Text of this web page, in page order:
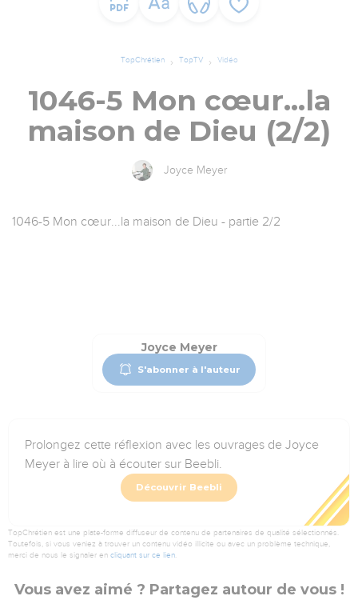
TopChrétien TopTV Vidéo
1046-5 Mon cœur...la
maison de Dieu (2/2)
Joyce Meyer
1046-5 Mon cœur...la maison de Dieu - partie 2/2
Joyce Meyer
S'abonner à l'auteur
Prolongez cette réflexion avec les ouvrages de Joyce
Meyer à lire où à écouter sur Beebli.
Découvrir Beebli
TopChrétien est une plate-forme diffuseur de contenu de partenaires de qualité sélectionnés.
Toutefois, si vous veniez à trouver un contenu vidéo illicite ou avec un problème technique,
merci de nous le signaler en cliquant sur ce lien.
Vous avez aimé ? Partagez autour de vous !